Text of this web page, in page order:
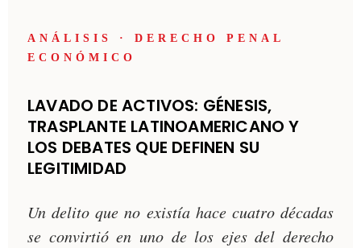
ANÁLISIS · DERECHO PENAL
ECONÓMICO
LAVADO DE ACTIVOS: GÉNESIS,
TRASPLANTE LATINOAMERICANO Y
LOS DEBATES QUE DEFINEN SU
LEGITIMIDAD
Un delito que no existía hace cuatro décadas
se convirtió en uno de los ejes del derecho